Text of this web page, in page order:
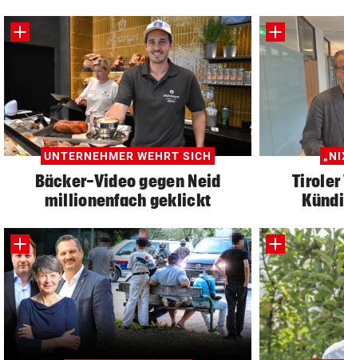
UNTERNEHMER WEHRT SICH
Bäcker-Video gegen Neid
millionenfach geklickt
Tiroler